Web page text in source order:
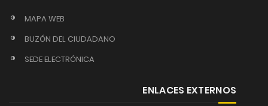
MAPA WEB
BUZÓN DEL CIUDADANO
SEDE ELECTRÓNICA
ENLACES EXTERNOS